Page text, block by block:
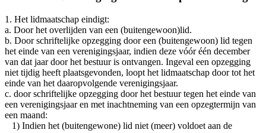
1. Het lidmaatschap eindigt:
a. Door het overlijden van een (buitengewoon)lid.
b. Door schriftelijke opzegging door een (buitengewoon) lid tegen
het einde van een verenigingsjaar, indien deze vóór één december
van dat jaar door het bestuur is ontvangen. Ingeval een opzegging
niet tijdig heeft plaatsgevonden, loopt het lidmaatschap door tot het
einde van het daaropvolgende verenigingsjaar.
c. door schriftelijke opzegging door het bestuur tegen het einde van
een verenigingsjaar en met inachtneming van een opzegtermijn van
een maand:
1) Indien het (buitengewone) lid niet (meer) voldoet aan de